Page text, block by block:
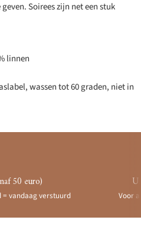
Soirees zijn net een stuk
linnen
wassen tot 60 graden, niet in
50 euro)
= vandaag verstuurd Voor